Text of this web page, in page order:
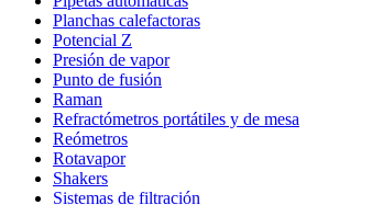
Planchas calefactoras
Potencial Z
Presión de vapor
Punto de fusión
Raman
Refractómetros portátiles y de mesa
Reómetros
Rotavapor
Shakers
Sistemas de filtración